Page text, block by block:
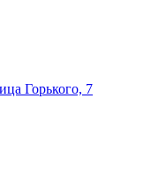
Горького, 7